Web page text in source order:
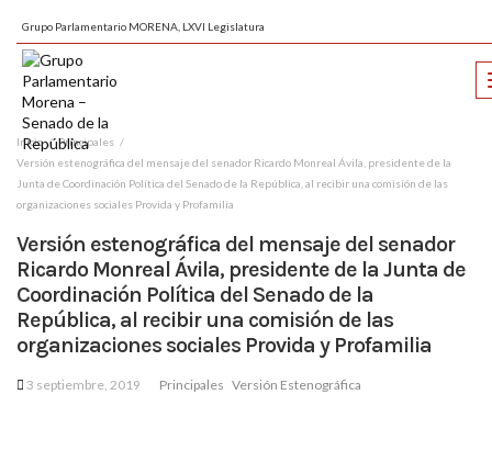
Grupo Parlamentario MORENA, LXVI Legislatura
Inicio
Principales
Versión estenográfica del mensaje del senador Ricardo Monreal Ávila, presidente de la
Junta de Coordinación Política del Senado de la República, al recibir una comisión de las
organizaciones sociales Provida y Profamilia
Versión estenográfica del mensaje del senador
Ricardo Monreal Ávila, presidente de la Junta de
Coordinación Política del Senado de la
República, al recibir una comisión de las
organizaciones sociales Provida y Profamilia
3 septiembre, 2019 Principales Versión Estenográfica